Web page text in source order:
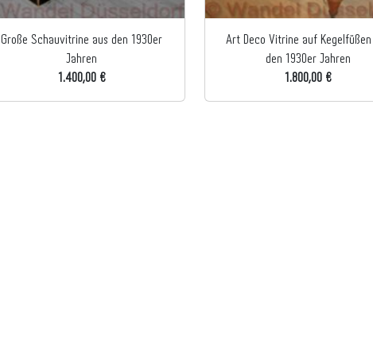
Große Schauvitrine aus den 1930er
Jahren
1.400,00 €
Art Deco Vitrine auf
den 1930er Jahren
1.800,00 €